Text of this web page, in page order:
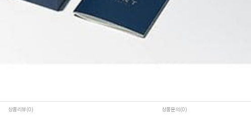
상품리뷰(0) 상품문의(0)